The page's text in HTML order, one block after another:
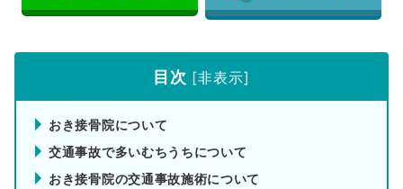
目次 [非表示]
おき接骨院について
交通事故で多いむちうちについて
おき接骨院の交通事故施術について